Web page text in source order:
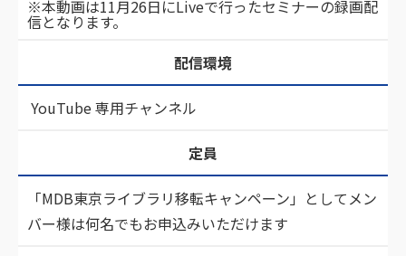
※本動画は11月26日にLiveで行ったセミナーの録画配
信となります。
配信環境
YouTube 専用チャンネル
定員
「MDB東京ライブラリ移転キャンペーン」としてメン
バー様は何名でもお申込みいただけます